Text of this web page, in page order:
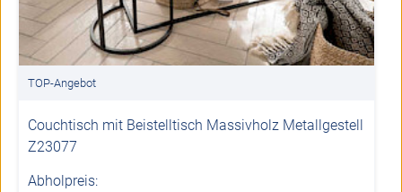
TOP-Angebot
Couchtisch mit Beistelltisch Massivholz Metallgestell
Z23077
Abholpreis: